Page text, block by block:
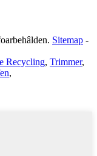
Sitemap -
Recycling, Trimmer,
,